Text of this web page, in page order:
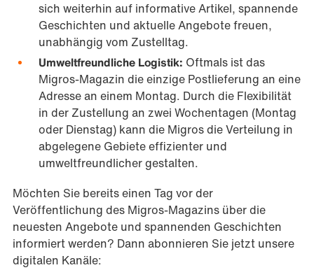
sich weiterhin auf informative Artikel, spannende
Geschichten und aktuelle Angebote freuen,
unabhängig vom Zustelltag.
Umweltfreundliche Logistik: Oftmals ist das
Migros-Magazin die einzige Postlieferung an eine
Adresse an einem Montag. Durch die Flexibilität
in der Zustellung an zwei Wochentagen (Montag
oder Dienstag) kann die Migros die Verteilung in
abgelegene Gebiete effizienter und
umweltfreundlicher gestalten.
Möchten Sie bereits einen Tag vor der
Veröffentlichung des Migros-Magazins über die
neuesten Angebote und spannenden Geschichten
informiert werden? Dann abonnieren Sie jetzt unsere
digitalen Kanäle: